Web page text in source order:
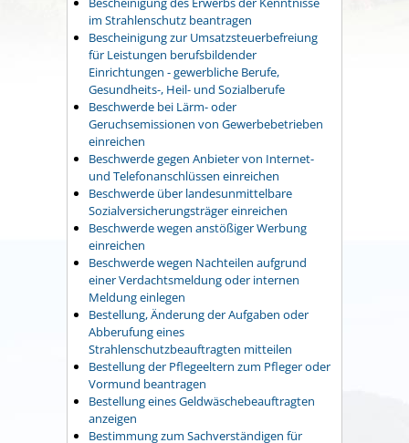
im Strahlenschutz beantragen
Bescheinigung zur Umsatzsteuerbefreiung
für Leistungen berufsbildender
Einrichtungen - gewerbliche Berufe,
Gesundheits-, Heil- und Sozialberufe
Beschwerde bei Lärm- oder
Geruchsemissionen von Gewerbebetrieben
einreichen
Beschwerde gegen Anbieter von Internet-
und Telefonanschlüssen einreichen
Beschwerde über landesunmittelbare
Sozialversicherungsträger einreichen
Beschwerde wegen anstößiger Werbung
einreichen
Beschwerde wegen Nachteilen aufgrund
einer Verdachtsmeldung oder internen
Meldung einlegen
Bestellung, Änderung der Aufgaben oder
Abberufung eines
Strahlenschutzbeauftragten mitteilen
Bestellung der Pflegeeltern zum Pfleger oder
Vormund beantragen
Bestellung eines Geldwäschebeauftragten
anzeigen
Bestimmung zum Sachverständigen für